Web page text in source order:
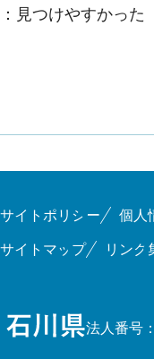
見つけやすかった
サイトポリシー 個人
サイトマップ リンク
法人番号